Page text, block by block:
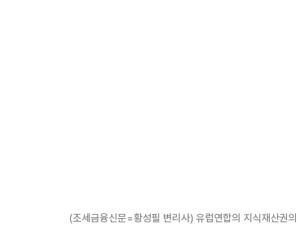
(조세금융신문=황성필 변리사) 유럽연합의 지식재산권